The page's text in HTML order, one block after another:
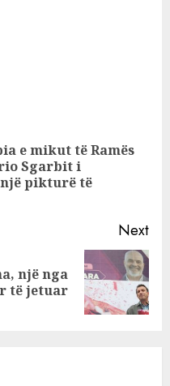
e mikut të Ramës
Sgarbit i
pikturë të
Next
një nga
të jetuar